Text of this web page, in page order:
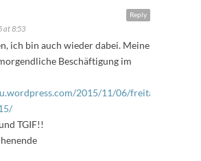
Reply
at 8:53
ich bin auch wieder dabei. Meine
Beschäftigung im
2015/11/06/freitags-
TGIF!!